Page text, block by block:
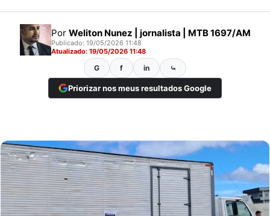
Por Weliton Nunez | jornalista | MTB 1697/AM
Publicado: 19/05/2026 11:48
Atualizado: 19/05/2026 11:48
G f in ⤿
Priorizar nos meus resultados Google